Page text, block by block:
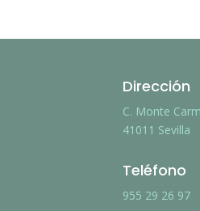
Dirección
C. Monte
41011 Sevilla
Teléfono
955 29 26 97